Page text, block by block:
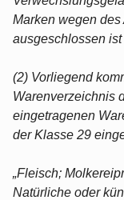
Marken wegen
ausgeschlossen ist
(2) Vorliegend
Warenverzeichnis
eingetragenen
der Klasse 29
„Fleisch;
Natürliche oder